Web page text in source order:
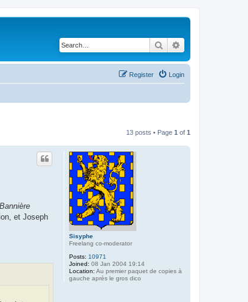
Search
Login
Register
13 posts • Page 1 of 1
Sisyphe
Freelang co-moderator
Posts: 10971
Joined: 08 Jan 2004 19:14
Location: Au premier paquet de copies à
gauche après le gros dico
Bannière
et Joseph